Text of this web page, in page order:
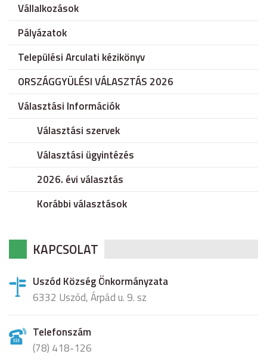
Vállalkozások
Pályázatok
Települési Arculati kézikönyv
ORSZÁGGYÜLÉSI VÁLASZTÁS 2026
Választási Információk
Választási szervek
Választási ügyintézés
2026. évi választás
Korábbi választások
KAPCSOLAT
Uszód Község Önkormányzata
6332 Uszód, Árpád u. 9. sz
Telefonszám
(78) 418-126